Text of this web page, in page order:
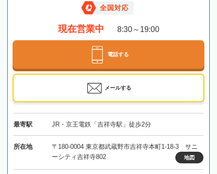
全国対応
現在営業中 8:30～19:00
電話する
メールする
最寄駅 JR・京王電鉄「吉祥寺駅」徒歩2分
所在地
〒180-0004 東京都武蔵野市吉祥寺本町1-18-3 サニ
ーシティ吉祥寺802
地図